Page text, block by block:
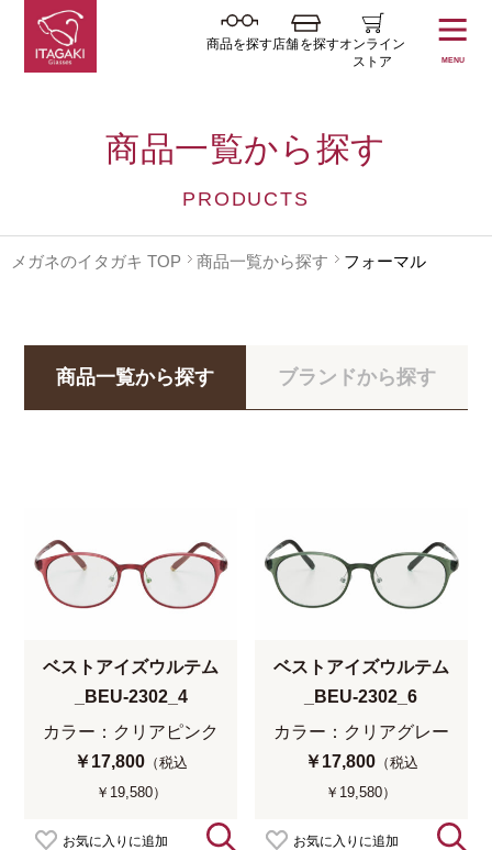
商品を探す店舗を探すオンライン
ストア
MENU
商品一覧から探す
PRODUCTS
メガネのイタガキ TOP 商品一覧から探す フォーマル
商品一覧から探す ブランドから探す
お気に入りに追加
ベストアイズウルテム
_BEU-2302_4
カラー：クリアピンク
￥17,800 （税込
￥19,580）
お気に入りに追加
ベストアイズウルテム
_BEU-2302_6
カラー：クリアグレー
￥17,800（税込
￥19,580）